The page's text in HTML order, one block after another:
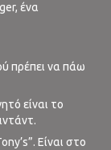
ένα
πρέπει να πάω
είναι το
Είναι στο